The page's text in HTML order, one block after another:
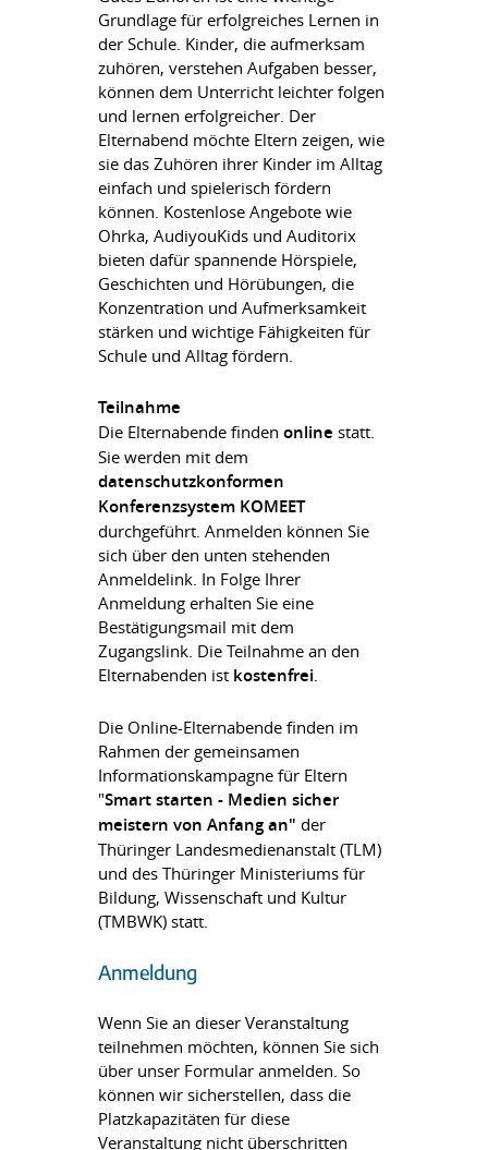
Grundlage für erfolgreiches Lernen in
der Schule. Kinder, die aufmerksam
zuhören, verstehen Aufgaben besser,
können dem Unterricht leichter folgen
und lernen erfolgreicher. Der
Elternabend möchte Eltern zeigen, wie
sie das Zuhören ihrer Kinder im Alltag
einfach und spielerisch fördern
können. Kostenlose Angebote wie
Ohrka, AudiyouKids und Auditorix
bieten dafür spannende Hörspiele,
Geschichten und Hörübungen, die
Konzentration und Aufmerksamkeit
stärken und wichtige Fähigkeiten für
Schule und Alltag fördern.
Teilnahme
Die Elternabende finden online statt.
Sie werden mit dem
datenschutzkonformen
Konferenzsystem KOMEET
durchgeführt. Anmelden können Sie
sich über den unten stehenden
Anmeldelink. In Folge Ihrer
Anmeldung erhalten Sie eine
Bestätigungsmail mit dem
Zugangslink. Die Teilnahme an den
Elternabenden ist kostenfrei.
Die Online-Elternabende finden im
Rahmen der gemeinsamen
Informationskampagne für Eltern
"Smart starten - Medien sicher
meistern von Anfang an" der
Thüringer Landesmedienanstalt (TLM)
und des Thüringer Ministeriums für
Bildung, Wissenschaft und Kultur
(TMBWK) statt.
Anmeldung
Wenn Sie an dieser Veranstaltung
teilnehmen möchten, können Sie sich
über unser Formular anmelden. So
können wir sicherstellen, dass die
Platzkapazitäten für diese
Veranstaltung nicht überschritten